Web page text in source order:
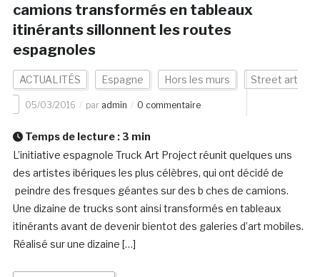
camions transformés en tableaux
itinérants sillonnent les routes
espagnoles
ACTUALITÉS Espagne Hors les murs Street art
05/03/2016 par admin 0 commentaire
Temps de lecture : 3 min
L’initiative espagnole Truck Art Project réunit quelques uns
des artistes ibériques les plus célèbres, qui ont décidé de
peindre des fresques géantes sur des b ches de camions.
Une dizaine de trucks sont ainsi transformés en tableaux
itinérants avant de devenir bientot des galeries d’art mobiles.
Réalisé sur une dizaine […]